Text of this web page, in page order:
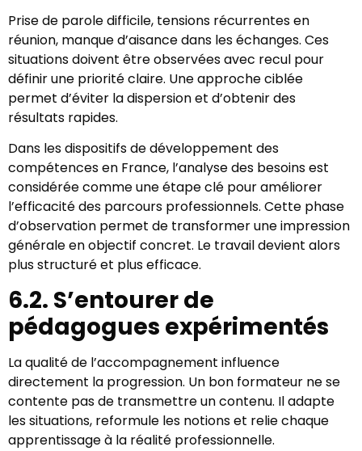
Prise de parole difficile, tensions récurrentes en
réunion, manque d’aisance dans les échanges. Ces
situations doivent être observées avec recul pour
définir une priorité claire. Une approche ciblée
permet d’éviter la dispersion et d’obtenir des
résultats rapides.
Dans les dispositifs de développement des
compétences en France, l’analyse des besoins est
considérée comme une étape clé pour améliorer
l’efficacité des parcours professionnels. Cette phase
d’observation permet de transformer une impression
générale en objectif concret. Le travail devient alors
plus structuré et plus efficace.
6.2. S’entourer de
pédagogues expérimentés
La qualité de l’accompagnement influence
directement la progression. Un bon formateur ne se
contente pas de transmettre un contenu. Il adapte
les situations, reformule les notions et relie chaque
apprentissage à la réalité professionnelle.